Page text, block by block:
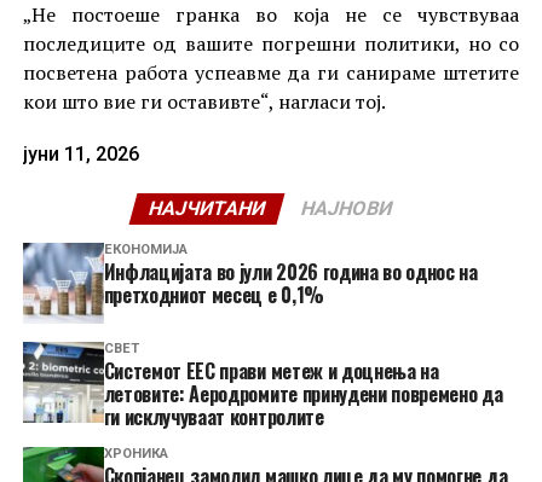
„Не постоеше гранка во која не се чувствуваа
последиците од вашите погрешни политики, но со
посветена работа успеавме да ги санираме штетите
кои што вие ги оставивте“, нагласи тој.
јуни 11, 2026
НАЈЧИТАНИ НАЈНОВИ
ЕКОНОМИЈА
Инфлацијата во јули 2026 година во однос на
претходниот месец е 0,1%
СВЕТ
Системот ЕЕС прави метеж и доцнења на
летовите: Аеродромите принудени повремено да
ги исклучуваат контролите
ХРОНИКА